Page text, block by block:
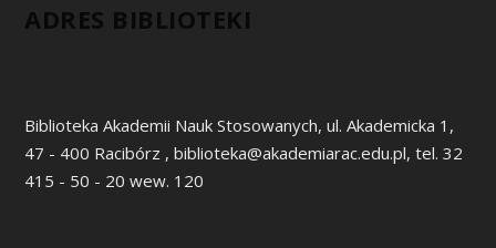
ADRES BIBLIOTEKI
Biblioteka Akademii Nauk Stosowanych, ul. Akademicka 1,
47 - 400 Racibórz , biblioteka@akademiarac.edu.pl, tel. 32
415 - 50 - 20 wew. 120